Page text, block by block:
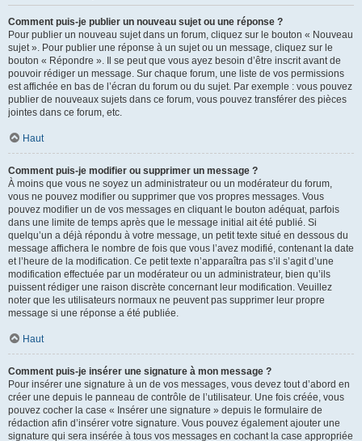
Comment puis-je publier un nouveau sujet ou une réponse ?
Pour publier un nouveau sujet dans un forum, cliquez sur le bouton « Nouveau
sujet ». Pour publier une réponse à un sujet ou un message, cliquez sur le
bouton « Répondre ». Il se peut que vous ayez besoin d’être inscrit avant de
pouvoir rédiger un message. Sur chaque forum, une liste de vos permissions
est affichée en bas de l’écran du forum ou du sujet. Par exemple : vous pouvez
publier de nouveaux sujets dans ce forum, vous pouvez transférer des pièces
jointes dans ce forum, etc.
Haut
Comment puis-je modifier ou supprimer un message ?
À moins que vous ne soyez un administrateur ou un modérateur du forum,
vous ne pouvez modifier ou supprimer que vos propres messages. Vous
pouvez modifier un de vos messages en cliquant le bouton adéquat, parfois
dans une limite de temps après que le message initial ait été publié. Si
quelqu’un a déjà répondu à votre message, un petit texte situé en dessous du
message affichera le nombre de fois que vous l’avez modifié, contenant la date
et l’heure de la modification. Ce petit texte n’apparaîtra pas s’il s’agit d’une
modification effectuée par un modérateur ou un administrateur, bien qu’ils
puissent rédiger une raison discrète concernant leur modification. Veuillez
noter que les utilisateurs normaux ne peuvent pas supprimer leur propre
message si une réponse a été publiée.
Haut
Comment puis-je insérer une signature à mon message ?
Pour insérer une signature à un de vos messages, vous devez tout d’abord en
créer une depuis le panneau de contrôle de l’utilisateur. Une fois créée, vous
pouvez cocher la case « Insérer une signature » depuis le formulaire de
rédaction afin d’insérer votre signature. Vous pouvez également ajouter une
signature qui sera insérée à tous vos messages en cochant la case appropriée